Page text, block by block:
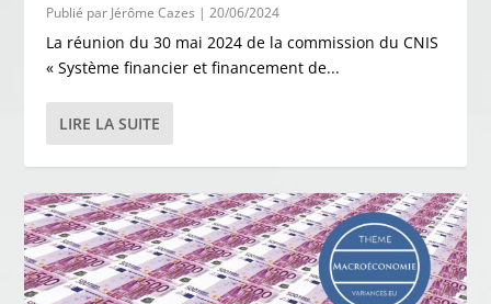
Publié par Jérôme Cazes |20/06/2024
La réunion du 30 mai 2024 de la commission du CNIS
« Système financier et financement de...
LIRE LA SUITE